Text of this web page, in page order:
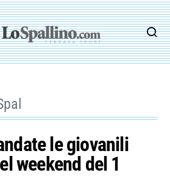
le giovanili
weekend del 1